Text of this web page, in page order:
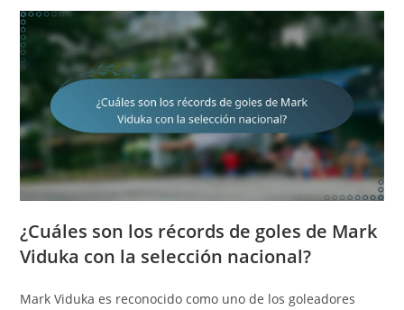
¿Cuáles son los récords de goles de Mark
Viduka con la selección nacional?
Mark Viduka es reconocido como uno de los goleadores